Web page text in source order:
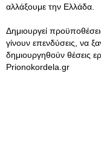
αλλάξουμε την Ελλάδα.
Δημιουργεί
γίνουν επενδύσεις, να
δημιουργηθούν θέσεις
Prionokordela.gr